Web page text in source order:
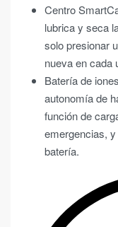
Centro
lubrica y seca
solo presionar
nueva en cada
Batería de
autonomía de
función de
emergencias,
batería.